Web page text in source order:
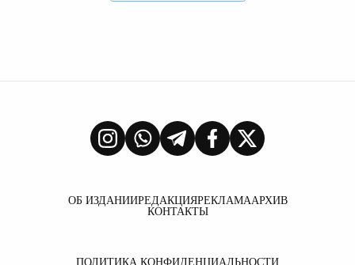
ОБ ИЗДАНИИРЕДАКЦИЯРЕКЛАМААРХИВ
КОНТАКТЫ
ПОЛИТИКА КОНФИДЕНЦИАЛЬНОСТИ